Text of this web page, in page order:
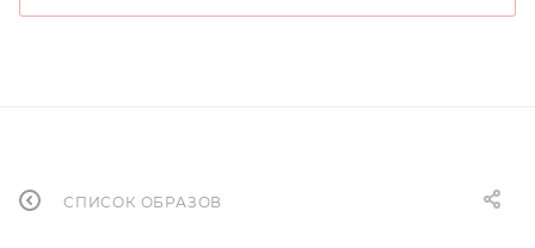
СПИСОК ОБРАЗОВ